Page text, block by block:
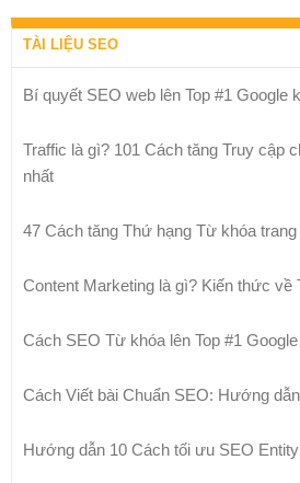
TÀI LIỆU SEO
Bí quyết SEO web lên Top #1 Google
Traffic là gì? 101 Cách tăng Truy cập
nhất
47 Cách tăng Thứ hạng Từ khóa
Content Marketing là gì? Kiến thức về
Cách SEO Từ khóa lên Top #1
Cách Viết bài Chuẩn SEO: Hướng
Hướng dẫn 10 Cách tối ưu SEO